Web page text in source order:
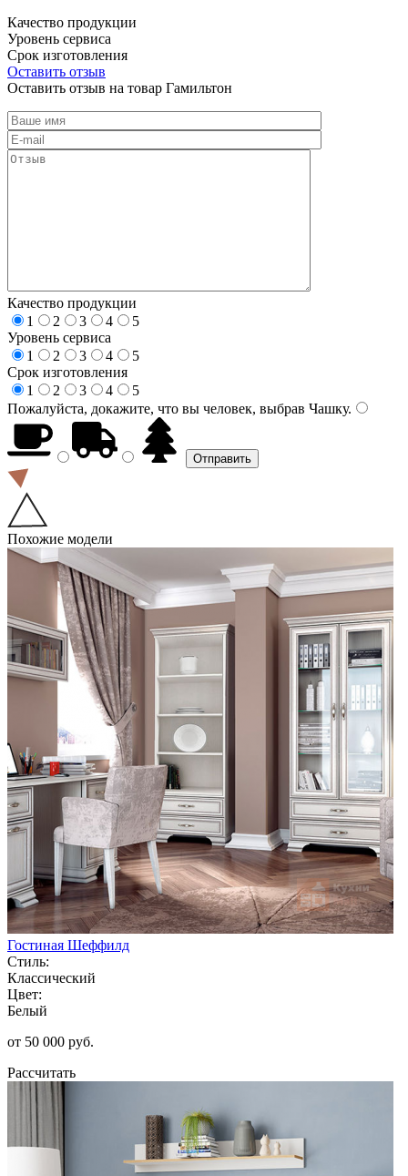
Качество продукции
Уровень сервиса
Срок изготовления
Оставить отзыв
Оставить отзыв на товар Гамильтон
Качество продукции
1
2 3 4
5
Уровень сервиса
1
2 3 4
5
Срок изготовления
1
2 3 4
5
Пожалуйста, докажите, что вы человек, выбрав Чашку.
Похожие модели
Гостиная Шеффилд
Стиль:
Классический
Цвет:
Белый
от 50 000 руб.
Рассчитать